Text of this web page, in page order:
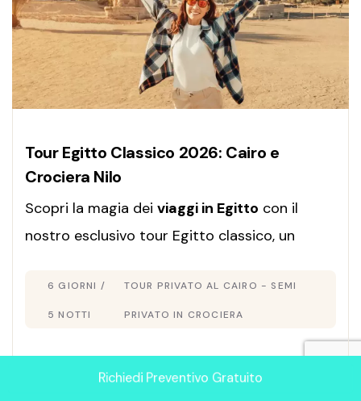
Tour Egitto Classico 2026: Cairo e
Crociera Nilo
Scopri la magia dei viaggi in Egitto con il
nostro esclusivo tour Egitto classico, un
e relax lungo il Nilo.
6 GIORNI /
5 NOTTI
TOUR PRIVATO AL CAIRO - SEMI
PRIVATO IN CROCIERA
Richiedi Preventivo Gratuito